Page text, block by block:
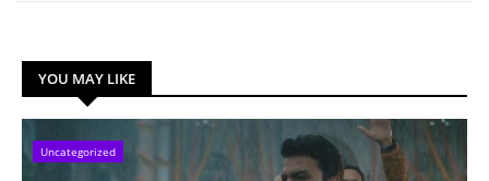
YOU MAY LIKE
Uncategorized